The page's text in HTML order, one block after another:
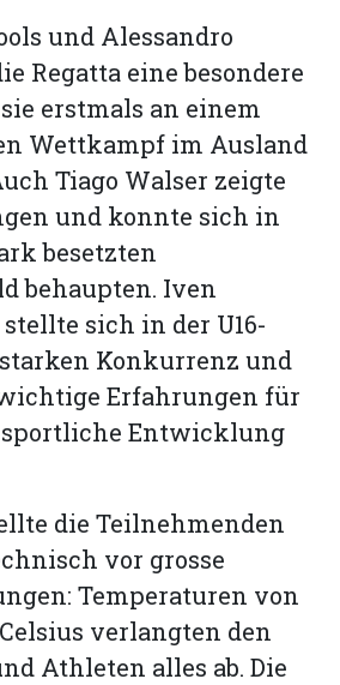
und Alessandro
Regatta eine besondere
erstmals an einem
Wettkampf im Ausland
Tiago Walser zeigte
und konnte sich in
besetzten
behaupten. Iven
sich in der U16-
Konkurrenz und
Erfahrungen für
Entwicklung
die Teilnehmenden
vor grosse
Temperaturen von
verlangten den
Athleten alles ab. Die